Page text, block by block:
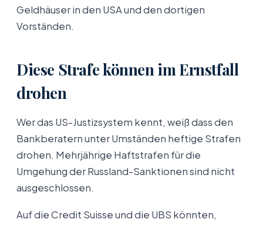
Geldhäuser in den USA und den dortigen
Vorständen.
Diese Strafe können im Ernstfall
drohen
Wer das US-Justizsystem kennt, weiß dass den
Bankberatern unter Umständen heftige Strafen
drohen. Mehrjährige Haftstrafen für die
Umgehung der Russland-Sanktionen sind nicht
ausgeschlossen.
Auf die Credit Suisse und die UBS könnten,